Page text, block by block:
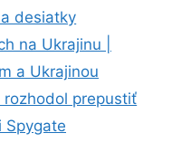
desiatky
na Ukrajinu |
a Ukrajinou
prepustiť
Spygate